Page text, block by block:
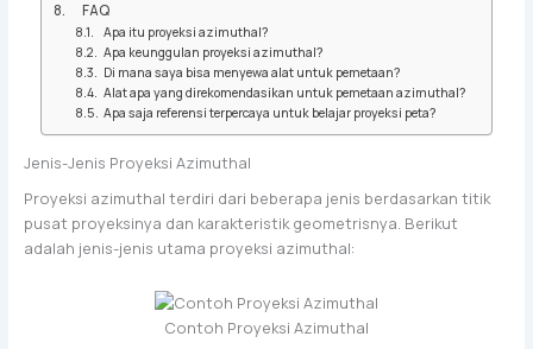
FAQ
Apa itu proyeksi azimuthal?
Apa keunggulan proyeksi azimuthal?
Di mana saya bisa menyewa alat untuk pemetaan?
Alat apa yang direkomendasikan untuk pemetaan azimuthal?
Apa saja referensi terpercaya untuk belajar proyeksi peta?
Jenis-Jenis Proyeksi Azimuthal
Proyeksi azimuthal terdiri dari beberapa jenis berdasarkan titik
pusat proyeksinya dan karakteristik geometrisnya. Berikut
adalah jenis-jenis utama proyeksi azimuthal:
Contoh Proyeksi Azimuthal